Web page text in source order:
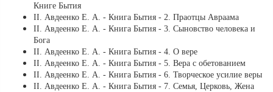
Книге Бытия
ІІ. Авдеенко Е. А. - Книга Бытия - 2. Праотцы Авраама
ІІ. Авдеенко Е. А. - Книга Бытия - 3. Сыновство человека и
Бога
ІІ. Авдеенко Е. А. - Книга Бытия - 4. О вере
ІІ. Авдеенко Е. А. - Книга Бытия - 5. Вера с обетованием
ІІ. Авдеенко Е. А. - Книга Бытия - 6. Творческое усилие веры
ІІ. Авдеенко Е. А. - Книга Бытия - 7. Семья, Церковь, Жена